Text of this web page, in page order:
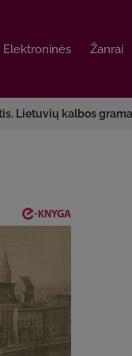
Elektroninės Žanrai
Elektroninės Žanrai
Lietuvių kalbos